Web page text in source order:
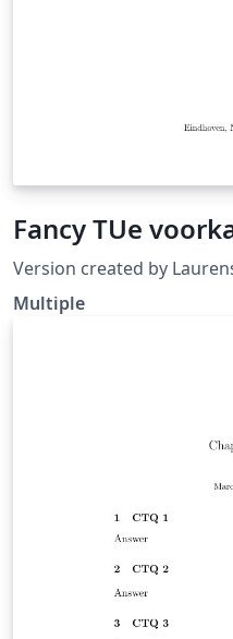
Fancy TUe
Version created by
Multiple